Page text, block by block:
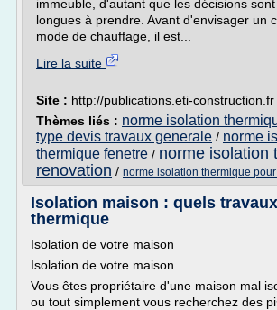
immeuble, d'autant que les décisions
longues à prendre. Avant d'envisager un
mode de chauffage, il est...
Lire la suite
Site : http://publications.eti-construction.fr
Thèmes liés : norme isolation
type devis travaux generale / norme
thermique fenetre / norme isolation
renovation / norme isolation thermique
Isolation maison : quels
thermique
Isolation de votre maison
Isolation de votre maison
Vous êtes propriétaire d'une maison mal
ou tout simplement vous recherchez des